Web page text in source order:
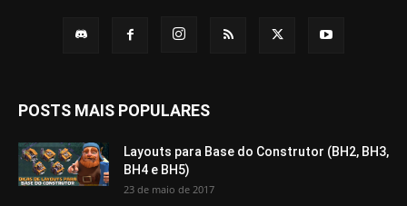
POSTS MAIS POPULARES
Layouts para Base do Construtor (BH2, BH3,
BH4 e BH5)
23 de maio de 2017